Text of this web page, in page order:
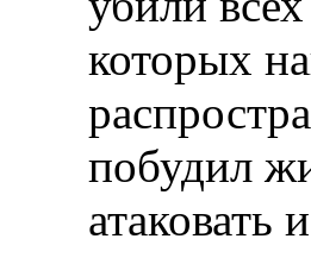
которых
побудил